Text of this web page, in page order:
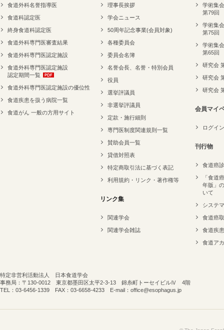
食道外科名誉指導医
食道科認定医
終身食道科認定医
食道外科専門医審査結果
食道外科専門医認定施設
食道外科専門医認定施設
認定期間一覧
食道外科専門医認定施設の優位性
食道疾患を扱う病院一覧
食道がん 一般の方用サイト
理事長挨拶
学会ニュース
50周年記念事業(会員対象)
各種委員会
委員会名簿
名誉会長、名誉・特別会員
役員
選挙評議員
非選挙評議員
定款・施行細則
専門医制度関連規則一覧
賛助会員一覧
貸借対照表
特定商取引法に基づく表記
利用規約・リンク・著作権等
リンク集
関連学会
関連学会雑誌
学術集
第79回
学術集
第75回
学術集
第65回
研究会
研究会
研究会
会員マイ
ログイン
刊行物
食道癌
「食道
年版」
いて
システ
食道癌
食道疾
食道ア
特定非営利活動法人 日本食道学会
事務局：〒130-0012 東京都墨田区太平2-3-13 錦糸町トーセイビルⅣ 4階
TEL：03-6456-1339 FAX：03-6658-4233 E-mail：office@esophagus.jp